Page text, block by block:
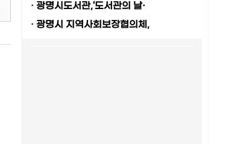
· 광명시도서관,‘도서관의 날·
· 광명시 지역사회보장협의체,